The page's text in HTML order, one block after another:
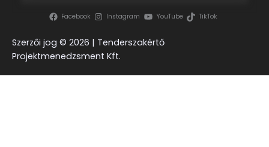
Facebook Instagram YouTube TikTok
Szerzői jog © 2026 | Tenderszakértő
Projektmenedzsment Kft.